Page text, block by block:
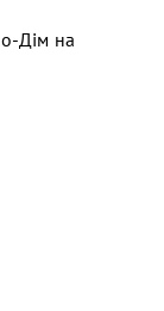
Дім на